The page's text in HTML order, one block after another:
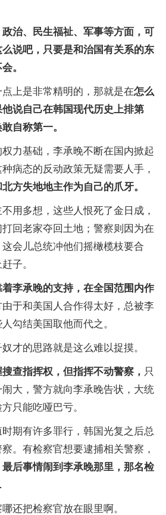
治、民生福祉、军事等方面，可
说吧，只要是和治国有关系的东
。
上是非常精明的，那就是在怎么
说自己在韩国现代历史上排第
自称第一。
力基础，李承晚不断在国内掀起
病态的反动政策无疑需要人手，
方失地地主作为自己的爪牙。
用多想，这些人恨死了金日成，
回老家夺回土地；警察则因为在
会儿总统冲他们摇橄榄枝要合
子。
李承晚的支持，在全国范围内作
于和美国人合作得太好，总被李
勾结美国取他而代之。
才的思路就是这么难以捉摸。
查指挥权，但指挥不动警察， 只
大，警方就向李承晚告状，大统
只能吃哑巴亏。
期有许多罪行，韩国光复之后总
。有检察官想要逮捕相关警察，
最后事情闹到李承晚那里，那名检
还把检察官放在眼里啊。